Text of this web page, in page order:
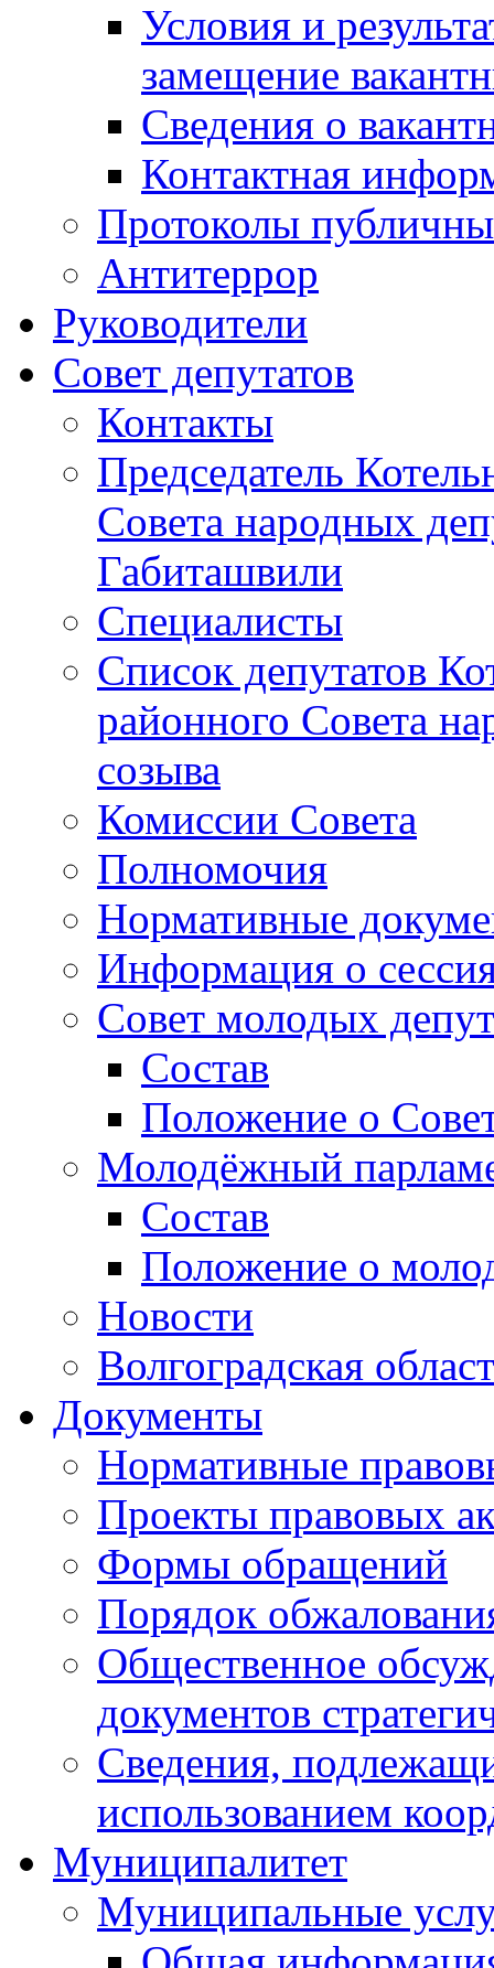
Условия и
замещение
Сведения о
Контактная
Протоколы
Антитеррор
Руководители
Совет депутатов
Контакты
Председатель
Совета народных
Габиташвили
Специалисты
Список депутатов
районного Совета
созыва
Комиссии Совета
Полномочия
Нормативные
Информация о
Совет молодых
Состав
Положение о
Молодёжный
Состав
Положение о
Новости
Волгоградская
Документы
Нормативные
Проекты правовых
Формы обращений
Порядок
Общественное
документов
Сведения,
использованием
Муниципалитет
Муниципальные